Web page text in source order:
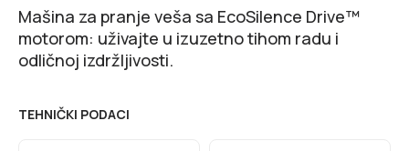
Mašina za pranje veša sa EcoSilence Drive™
motorom: uživajte u izuzetno tihom radu i
odličnoj izdržljivosti.
TEHNIČKI PODACI